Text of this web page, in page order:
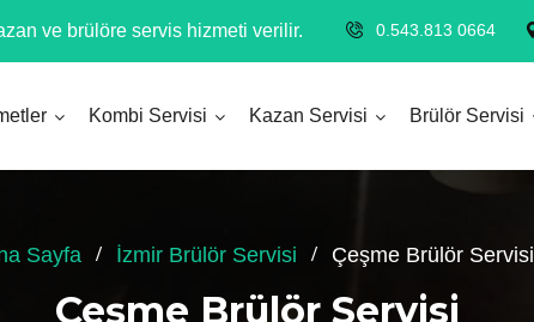
ve brülöre servis hizmeti verilir. 0.543.813 0664
Kombi Servisi Kazan Servisi Brülör Servisi
Sayfa İzmir Brülör Servisi Çeşme Brülör Servisi
Çeşme Brülör Servisi